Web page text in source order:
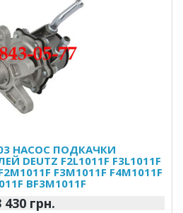
НАСОС ПОДКАЧКИ
DEUTZ F2L1011F F3L1011F
F3M1011F F4M1011F
BF3M1011F
430 грн.